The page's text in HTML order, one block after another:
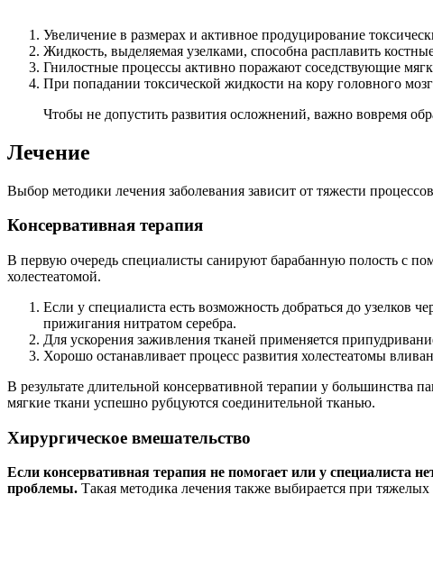
Увеличение в размерах и активное продуцирование
Жидкость, выделяемая узелками, способна расплавить
Гнилостные процессы активно поражают соседствующие
При попадании токсической жидкости на кору головного
Чтобы не допустить развития осложнений, важно вовремя
Лечение
Выбор методики лечения заболевания зависит от тяжести
Консервативная терапия
В первую очередь специалисты санируют барабанную полость с
холестеатомой.
Если у специалиста есть возможность добраться до
прижигания нитратом серебра.
Для ускорения заживления тканей применяется
Хорошо останавливает процесс развития холестеатомы
В результате длительной консервативной терапии у большинства
мягкие ткани успешно рубцуются соединительной тканью.
Хирургическое вмешательство
Если консервативная терапия не помогает или у специалиста
проблемы. Такая методика лечения также выбирается при